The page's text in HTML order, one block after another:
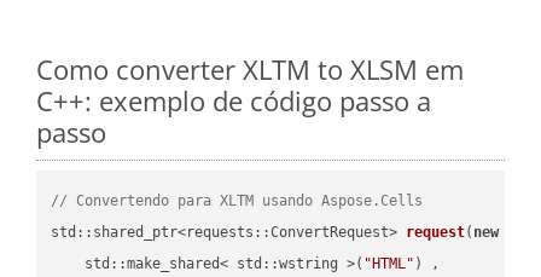
Como converter XLTM to XLSM em
C++: exemplo de código passo a
passo
// Convertendo para XLTM usando Aspose.Cells
std::shared_ptr<requests::ConvertRequest> request( new
    std::make_shared< std::wstring >(
"HTML" ) ,